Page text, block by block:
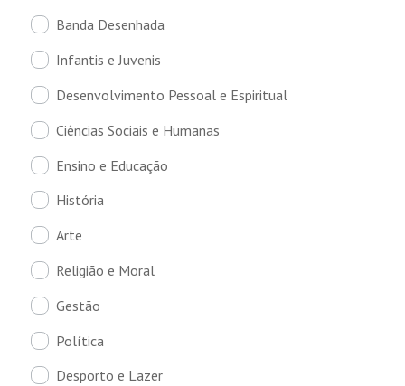
Banda Desenhada
Infantis e Juvenis
Desenvolvimento Pessoal e Espiritual
Ciências Sociais e Humanas
Ensino e Educação
História
Arte
Religião e Moral
Gestão
Política
Desporto e Lazer